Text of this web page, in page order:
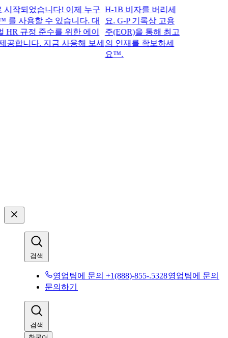
되었습니다! 이제 누구
사용할 수 있습니다. 대
규정 준수를 위한 에이
니다. 지금 사용해 보세
H-1B 비자를 버리세
요. G-P 기록상 고용
주(EOR)을 통해 최고
의 인재를 확보하세
요™.​​
검색​​
영업팀에 문의 +1(888)-855-.5328​​영업팀에 문의​​
문의하기​​
검색​​